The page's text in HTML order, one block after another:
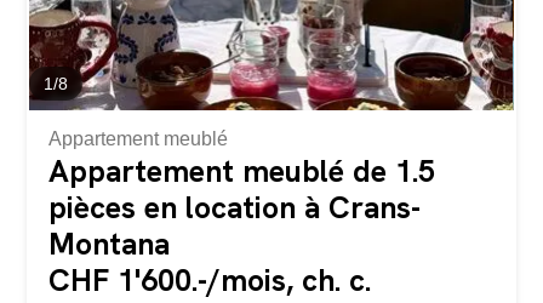
1/8
Appartement meublé
Appartement meublé de 1.5
pièces en location à Crans-
Montana
CHF 1'600.-/mois, ch. c.